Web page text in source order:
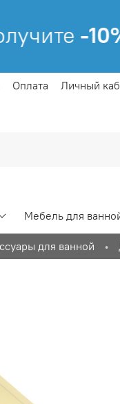
-10%
Оплата Личный
Мебель для
для ванной